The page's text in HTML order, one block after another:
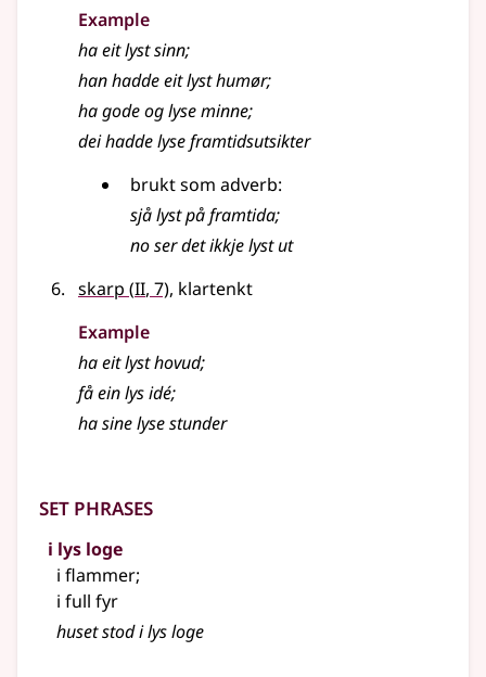
Example
ha eitlystsinn;
han hadde eitlysthumør;
ha gode oglyseminne;
dei hadde lyse framtidsutsikter
brukt som adverb:
sjålystpå framtida;
no ser det ikkjelystut
skarp (2
II, 7), klartenkt
Example
ha eitlysthovud;
få einlysidé;
ha sinelysestunder
Set phrases
i lys loge
i flammer;
i full fyr
huset stod i lys loge